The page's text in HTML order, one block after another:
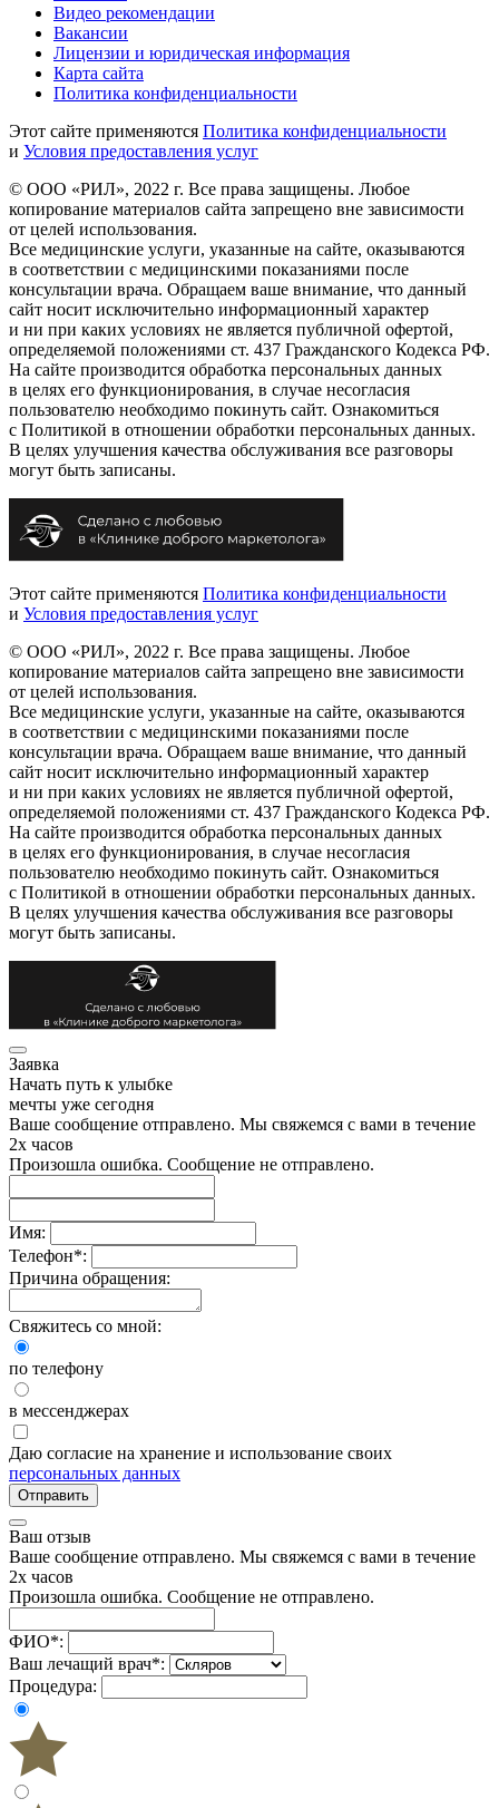
Видео рекомендации
Вакансии
Лицензии и юридическая информация
Карта сайта
Политика конфиденциальности
Этот сайте применяются Политика конфиденциальности
и Условия предоставления услуг
© ООО «РИЛ», 2022 г. Все права защищены. Любое
копирование материалов сайта запрещено вне зависимости
от целей использования.
Все медицинские услуги, указанные на сайте, оказываются
в соответствии с медицинскими показаниями после
консультации врача. Обращаем ваше внимание, что данный
сайт носит исключительно информационный характер
и ни при каких условиях не является публичной офертой,
определяемой положениями ст. 437 Гражданского Кодекса РФ.
На сайте производится обработка персональных данных
в целях его функционирования, в случае несогласия
пользователю необходимо покинуть сайт. Ознакомиться
с Политикой в отношении обработки персональных данных.
В целях улучшения качества обслуживания все разговоры
могут быть записаны.
Этот сайте применяются Политика конфиденциальности
и Условия предоставления услуг
© ООО «РИЛ», 2022 г. Все права защищены. Любое
копирование материалов сайта запрещено вне зависимости
от целей использования.
Все медицинские услуги, указанные на сайте, оказываются
в соответствии с медицинскими показаниями после
консультации врача. Обращаем ваше внимание, что данный
сайт носит исключительно информационный характер
и ни при каких условиях не является публичной офертой,
определяемой положениями ст. 437 Гражданского Кодекса РФ.
На сайте производится обработка персональных данных
в целях его функционирования, в случае несогласия
пользователю необходимо покинуть сайт. Ознакомиться
с Политикой в отношении обработки персональных данных.
В целях улучшения качества обслуживания все разговоры
могут быть записаны.
Заявка
Начать путь к улыбке
мечты уже сегодня
Ваше сообщение отправлено. Мы свяжемся с вами в течение
2х часов
Произошла ошибка. Сообщение не отправлено.
Имя:
Телефон*:
Причина обращения:
Свяжитесь со мной:
по телефону
в мессенджерах
Даю согласие на хранение и использование своих
персональных данных
Отправить
Ваш отзыв
Ваше сообщение отправлено. Мы свяжемся с вами в течение
2х часов
Произошла ошибка. Сообщение не отправлено.
ФИО*:
Ваш лечащий врач*:
Процедура: